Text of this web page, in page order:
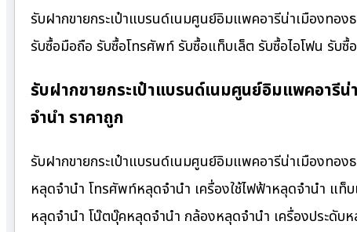
รับฝากขายกระเป๋าแบรนด์เนมศูนย์อิมแพคอารีน่าเมืองทอง
รับซื้อมือถือ รับซื้อโทรศัพท์ รับซื้อแท็บเล็ต รับซื้อไอโฟน รับ
รับฝากขายกระเป๋าแบรนด์เนมศูนย์อิมแพคอารี
จำนำ ราคาถูก
รับฝากขายกระเป๋าแบรนด์เนมศูนย์อิมแพคอารีน่าเมืองทอง
หลุดจำนำ โทรศัพท์หลุดจำนำ เครื่องใช้ไฟฟ้าหลุดจำนำ แท็
หลุดจำนำ โน๊ตบุ๊คหลุดจำนำ กล้องหลุดจำนำ เครื่องประดับ